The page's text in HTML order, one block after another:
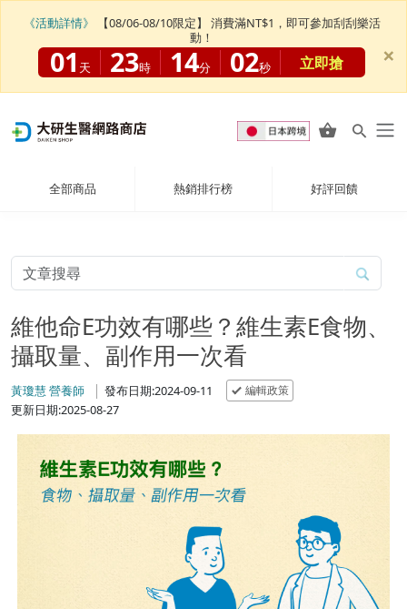
全部商品 熱銷排行榜 好評回饋
維他命E功效有哪些？維生素E食物、
攝取量、副作用一次看
黃瓊慧 營養師 發布日期:2024-09-11 編輯政策
更新日期:2025-08-27
《活動詳情》
【08/06-08/10限定】 消費滿NT$1，即可參加刮刮樂活
動！
01 天 23時 14分 01秒 立即搶 ×